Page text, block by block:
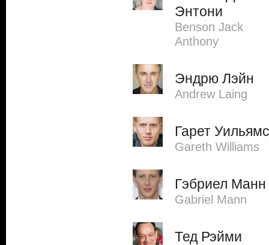
Энтони
Benson Jack
Anthony
Эндрю Лэйн
Andrew Laing
Гарет Уильямс
Gareth Williams
Гэбриел Манн
Gabriel Mann
Тед Рэйми